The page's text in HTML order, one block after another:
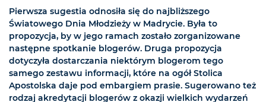
Pierwsza sugestia odnosiła się do najbliższego
Światowego Dnia Młodzieży w Madrycie. Była to
propozycja, by w jego ramach zostało zorganizowane
następne spotkanie blogerów. Druga propozycja
dotyczyła dostarczania niektórym blogerom tego
samego zestawu informacji, które na ogół Stolica
Apostolska daje pod embargiem prasie. Sugerowano też
rodzaj akredytacji blogerów z okazji wielkich wydarzeń